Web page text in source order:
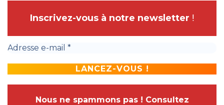
Inscrivez-vous à notre newsletter !
Nous ne spammons pas ! Consultez